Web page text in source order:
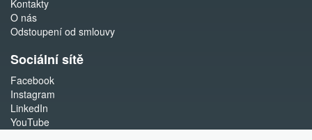
Kontakty
O nás
Odstoupení od smlouvy
Sociální sítě
Facebook
Instagram
LinkedIn
YouTube